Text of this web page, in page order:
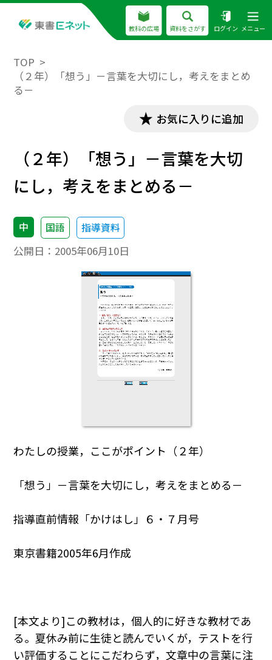
教科の広場 資料をさがす ログイン メニュー
TOP
（２年）「想う」－言葉を大切にし，考えをまとめ
る－
お気に入りに追加
（２年）「想う」－言葉を大切
にし，考えをまとめる－
中 国語 指導資料
公開日： 2005年06月10日
わたしの授業，ここがポイント（２年）
「想う」－言葉を大切にし，考えをまとめる－
指導直前情報「かけはし」６・７月号
東京書籍2005年6月作成
[本文より]この教材は，個人的に好きな教材であ
る。夏休み前に生徒と読んでいくが，テストを行
い評価することにこだわらず，文章中の言葉に注